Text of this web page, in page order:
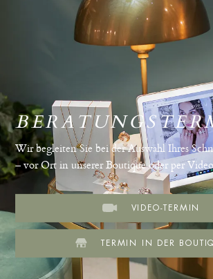
Wir begleiten Sie bei der Auswahl Ihres
– vor Ort in unserer Boutique oder per
VIDEO-TERMIN
TERMIN IN DER